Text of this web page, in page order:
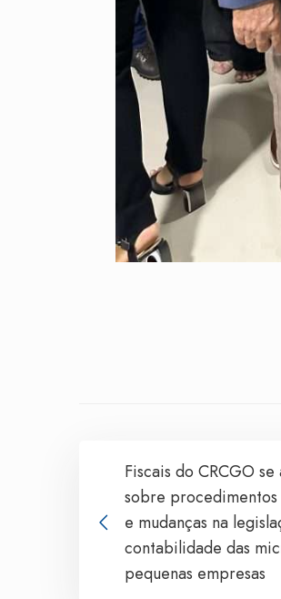
Fiscais do CRCGO
sobre
e mudanças na
contabilidade das
pequenas empresas